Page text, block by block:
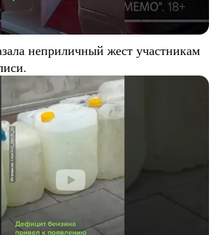
неприличный жест участникам